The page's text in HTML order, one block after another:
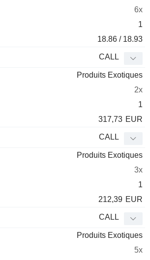
6x
1
18.86 / 18.93
CALL
Produits Exotiques
2x
1
317,73 EUR
CALL
Produits Exotiques
3x
1
212,39 EUR
CALL
Produits Exotiques
5x